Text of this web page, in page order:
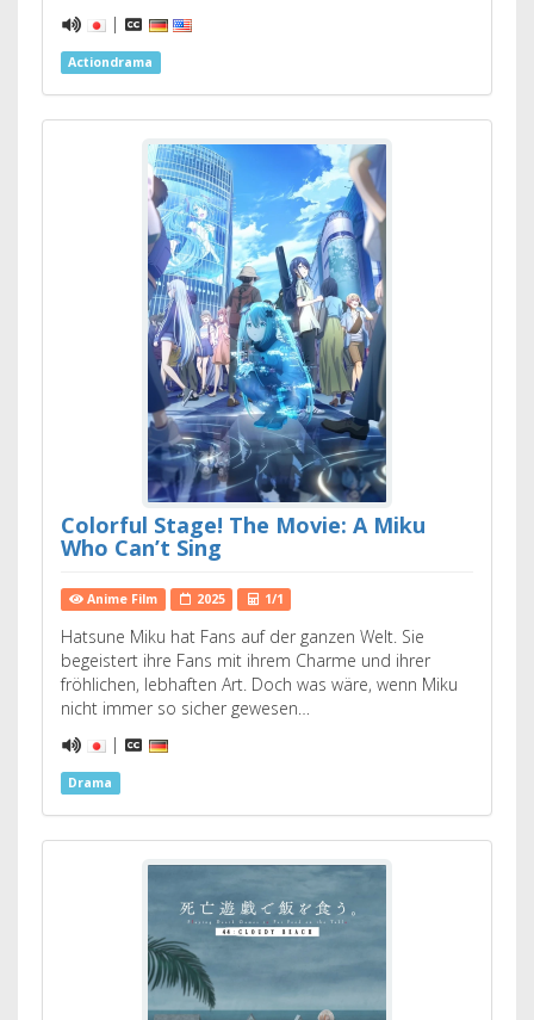
|
Actiondrama
Colorful Stage! The Movie: A Miku
Who Can’t Sing
Anime Film 2025 1/1
Hatsune Miku hat Fans auf der ganzen Welt. Sie
begeistert ihre Fans mit ihrem Charme und ihrer
fröhlichen, lebhaften Art. Doch was wäre, wenn Miku
nicht immer so sicher gewesen…
|
Drama